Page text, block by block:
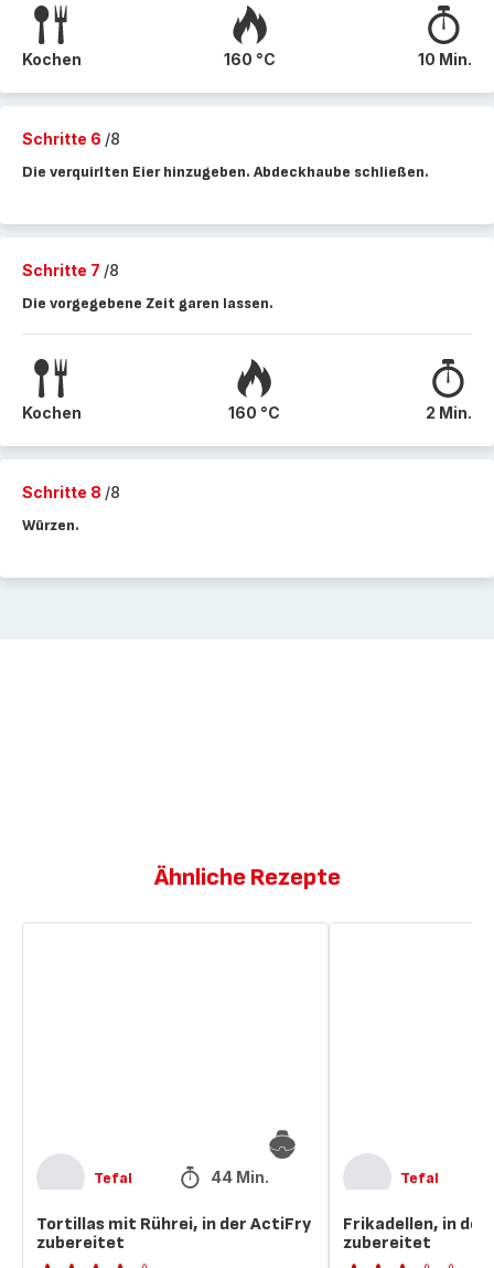
Kochen 160 °C 10 Min.
Schritte 6 /8
Die verquirlten Eier hinzugeben. Abdeckhaube schließen.
Schritte 7 /8
Die vorgegebene Zeit garen lassen.
Kochen 160 °C 2 Min.
Schritte 8 /8
Würzen.
Ähnliche Rezepte
Tefal 44 Min.
Tortillas mit Rührei, in der ActiFry
zubereitet
Tefal
Frikadellen, in
zubereitet